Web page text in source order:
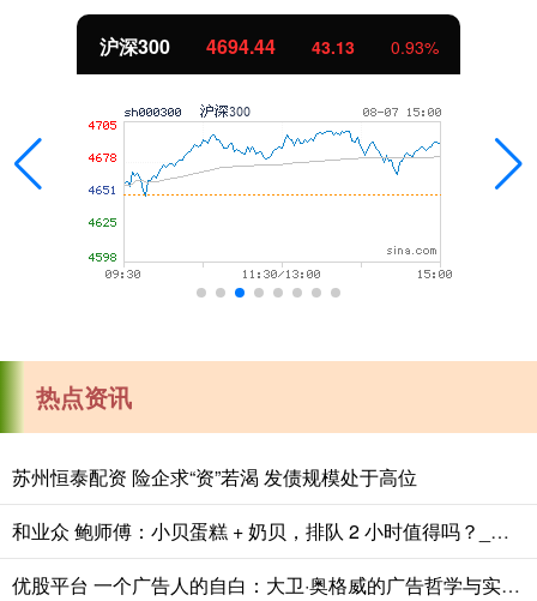
北证50 1134.24 11.37 1.01%
热点资讯
苏州恒泰配资 险企求“资”若渴 发债规模处于高位
和业众 鲍师傅：小贝蛋糕 + 奶贝，排队 2 小时值得吗？_产品_消费者_时间
优股平台 一个广告人的自白：大卫·奥格威的广告哲学与实践之道